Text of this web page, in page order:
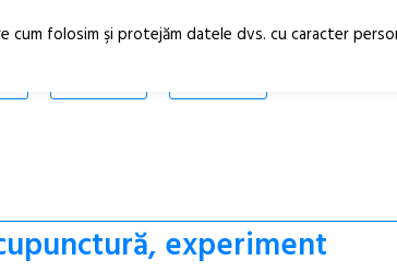
RO
experiment
folosim şi protejăm datele dvs. cu caracter